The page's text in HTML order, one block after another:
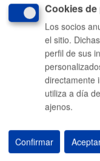
Buzón de la
Enlaces útiles
Ofertas de empleo
Perfil del
Sede electrónica
Mapas -
Sala de prensa
Mapa web
Otras páginas web
Donostia Kultura
Donostia Turismo
Fomento de San
Cookies
Los socios
el sitio.
perfil de sus
directamente
utiliza a día
ajenos.
Confirmar